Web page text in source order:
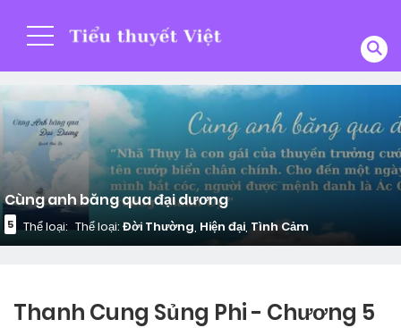
Cùng anh băng qua đại dương
5 Thể loại: Thể loại: Đời Thường, Hiện đại, Tình Cảm
Thanh Cung Sủng Phi - Chương 5